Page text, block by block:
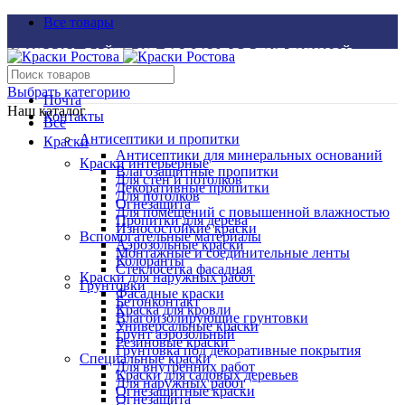
Все товары
ЦЕНЫ НА САЙТЕ НЕ ЯВЛЯЮТСЯ ПУБЛИЧНОЙ
ОФЕРТОЙ
Почта
Контакты
Выбрать категорию
Все
Антисептики и пропитки
Антисептики для минеральных оснований
Влагозащитные пропитки
Декоративные пропитки
Огнезащита
Пропитки для дерева
Вспомогательные материалы
Монтажные и соединительные ленты
Стеклосетка фасадная
Грунтовки
Бетонконтакт
Влагоизолирующие грунтовки
Грунт аэрозольный
Грунтовка под декоративные покрытия
Для внутренних работ
Для наружных работ
Огнезащита
Наш каталог
Краски
Краски интерьерные
Для стен и потолков
Для потолков
Для помещений с повышенной влажностью
Износостойкие краски
Аэрозольные краски
Колоранты
Краски для наружных работ
Фасадные краски
Краска для кровли
Универсальные краски
Резиновые краски
Специальные краски
Краски для садовых деревьев
Огнезащитные краски